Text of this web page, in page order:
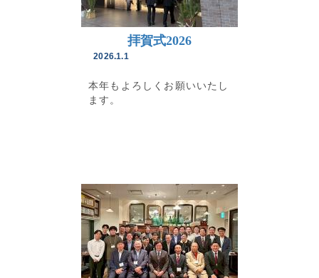
拝賀式2026
2026.1.1
本年もよろしくお願いいたし
ます。